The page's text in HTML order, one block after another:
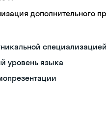
дополнительного
специализацией
уровень языка